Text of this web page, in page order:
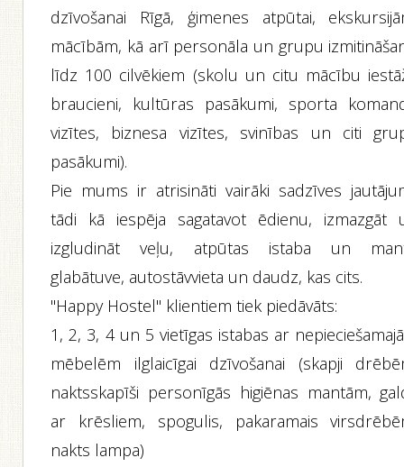
dzīvošanai Rīgā, ģimenes atpūtai,
mācībām, kā arī personāla un grupu
līdz 100 cilvēkiem (skolu un citu mācību
braucieni, kultūras pasākumi, sporta
vizītes, biznesa vizītes, svinības un citi
pasākumi).
Pie mums ir atrisināti vairāki sadzīves
tādi kā iespēja sagatavot ēdienu, izmazgāt
izgludināt veļu, atpūtas istaba un
glabātuve, autostāvvieta un daudz, kas cits.
"Happy Hostel" klientiem tiek piedāvāts:
1, 2, 3, 4 un 5 vietīgas istabas ar
mēbelēm ilglaicīgai dzīvošanai (skapji
naktsskapīši personīgās higiēnas mantām,
ar krēsliem, spogulis, pakaramais
nakts lampa)